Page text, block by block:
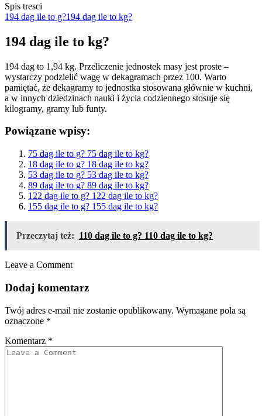
Spis tresci
194 dag ile to g?194 dag ile to kg?
194 dag ile to kg?
194 dag to 1,94 kg. Przeliczenie jednostek masy jest proste –
wystarczy podzielić wagę w dekagramach przez 100. Warto
pamiętać, że dekagramy to jednostka stosowana głównie w kuchni,
a w innych dziedzinach nauki i życia codziennego stosuje się
kilogramy, gramy lub funty.
Powiązane wpisy:
75 dag ile to g? 75 dag ile to kg?
18 dag ile to g? 18 dag ile to kg?
53 dag ile to g? 53 dag ile to kg?
89 dag ile to g? 89 dag ile to kg?
122 dag ile to g? 122 dag ile to kg?
155 dag ile to g? 155 dag ile to kg?
Przeczytaj też: 110 dag ile to g? 110 dag ile to kg?
Leave a Comment
Dodaj komentarz
Twój adres e-mail nie zostanie opublikowany. Wymagane pola są
oznaczone *
Komentarz *